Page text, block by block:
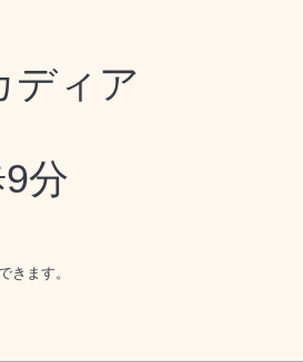
ディア
分
きます。